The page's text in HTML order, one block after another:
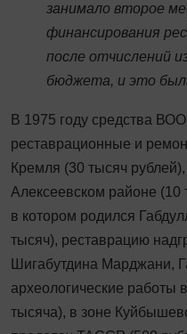
занимало второе
финансирования
после отчислений
бюджета, и это
В 1975 году средства
реставрационные и
Кремля (30 тысяч
Алексеевском районе (10
в котором родился
тысяч), реставрацию
Шигабутдина Марджани,
археологические работы
тысяча), в зоне